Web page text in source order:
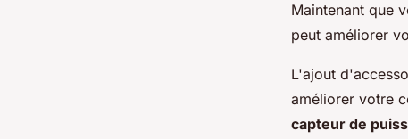
Maintenant que
peut améliorer
L'ajout
améliorer votre
capteur de